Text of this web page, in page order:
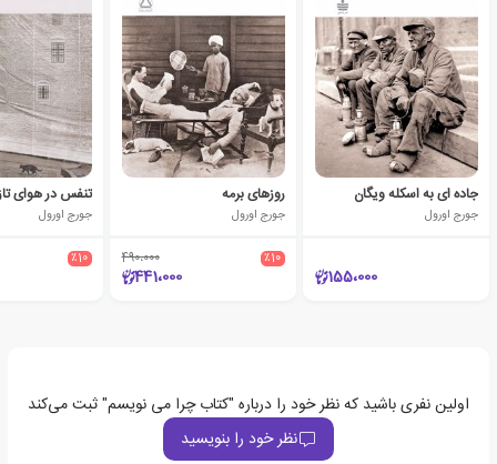
جاده ای به اسکله ویگان
جورج اورول
155،000
روزهای برمه
جورج اورول
٪10 490،000
441،000
تنفس در هوای
جورج اورول
٪10
اولین نفری باشید که نظر خود را درباره "کتاب چرا می نویسم" ثبت می‌کند
نظر خود را بنویسید